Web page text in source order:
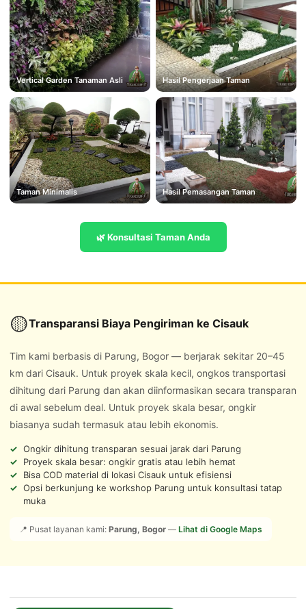
Vertical Garden Tanaman Asli Hasil Pengerjaan Taman
Taman Minimalis Hasil Pemasangan Taman
🌿 Konsultasi Taman Anda
🟡Transparansi Biaya Pengiriman ke Cisauk
Tim kami berbasis di Parung, Bogor — berjarak sekitar 20–45
km dari Cisauk. Untuk proyek skala kecil, ongkos transportasi
dihitung dari Parung dan akan diinformasikan secara transparan
di awal sebelum deal. Untuk proyek skala besar, ongkir
biasanya sudah termasuk atau lebih ekonomis.
Ongkir dihitung transparan sesuai jarak dari Parung
Proyek skala besar: ongkir gratis atau lebih hemat
Bisa COD material di lokasi Cisauk untuk efisiensi
Opsi berkunjung ke workshop Parung untuk konsultasi tatap
muka
📍 Pusat layanan kami: Parung, Bogor — Lihat di Google Maps